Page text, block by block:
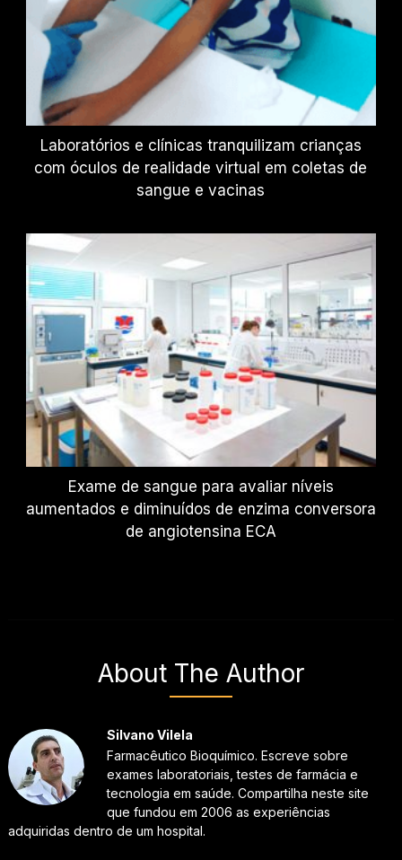
Laboratórios e clínicas tranquilizam crianças
com óculos de realidade virtual em coletas de
sangue e vacinas
Exame de sangue para avaliar níveis
aumentados e diminuídos de enzima conversora
de angiotensina ECA
About The Author
Silvano Vilela
Farmacêutico Bioquímico. Escreve sobre
exames laboratoriais, testes de farmácia e
tecnologia em saúde. Compartilha neste site
que fundou em 2006 as experiências
adquiridas dentro de um hospital.